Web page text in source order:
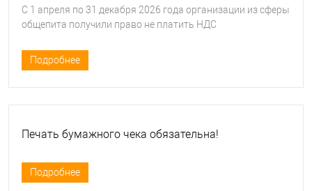
С 1 апреля по 31 декабря 2026 года организации из сферы
общепита получили право не платить НДС
Подробнее
Печать бумажного чека обязательна!
Подробнее